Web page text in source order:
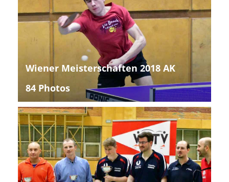
Wiener Meisterschaften 2018 AK
84 Photos